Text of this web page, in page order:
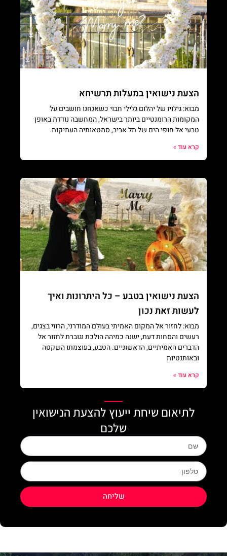
הצעת נישואין במעלות תרשיחא
מבוא: גילויו של יהלום גלילי חבוי כשאנחנו חושבים על
המקומות הרומנטיים ביותר בישראל, המחשבה נודדת באופן
טבעי אל חופי הים של תל אביב, סמטאותיה העתיקות
קרא עוד »
הצעת נישואין בטבע – כל היתרונות ואיך
לעשות זאת נכון
מבוא: לחזור אל המקום האמיתי בעולם המודרני, הרווי בצגים,
רעשים והסחות דעת, ישנה כמיהה הולכת וגוברת לחזור אל
הדברים האמיתיים, הראשוניים. הטבע, בעוצמתו השקטה
ובאותנטיות
קרא עוד »
לתיאום שיחת ייעוץ להצעת הנישואין
שלכם
Name
phone
שליחה